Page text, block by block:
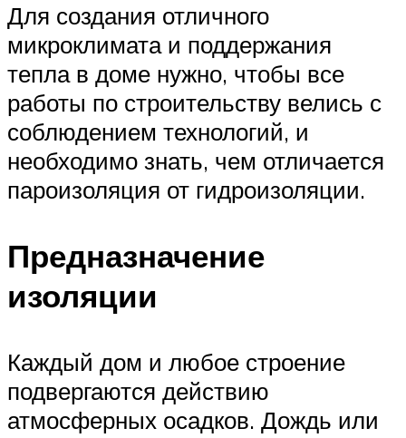
Для создания отличного
микроклимата и поддержания
тепла в доме нужно, чтобы все
работы по строительству велись с
соблюдением технологий, и
необходимо знать, чем отличается
пароизоляция от гидроизоляции.
Предназначение
изоляции
Каждый дом и любое строение
подвергаются действию
атмосферных осадков. Дождь или